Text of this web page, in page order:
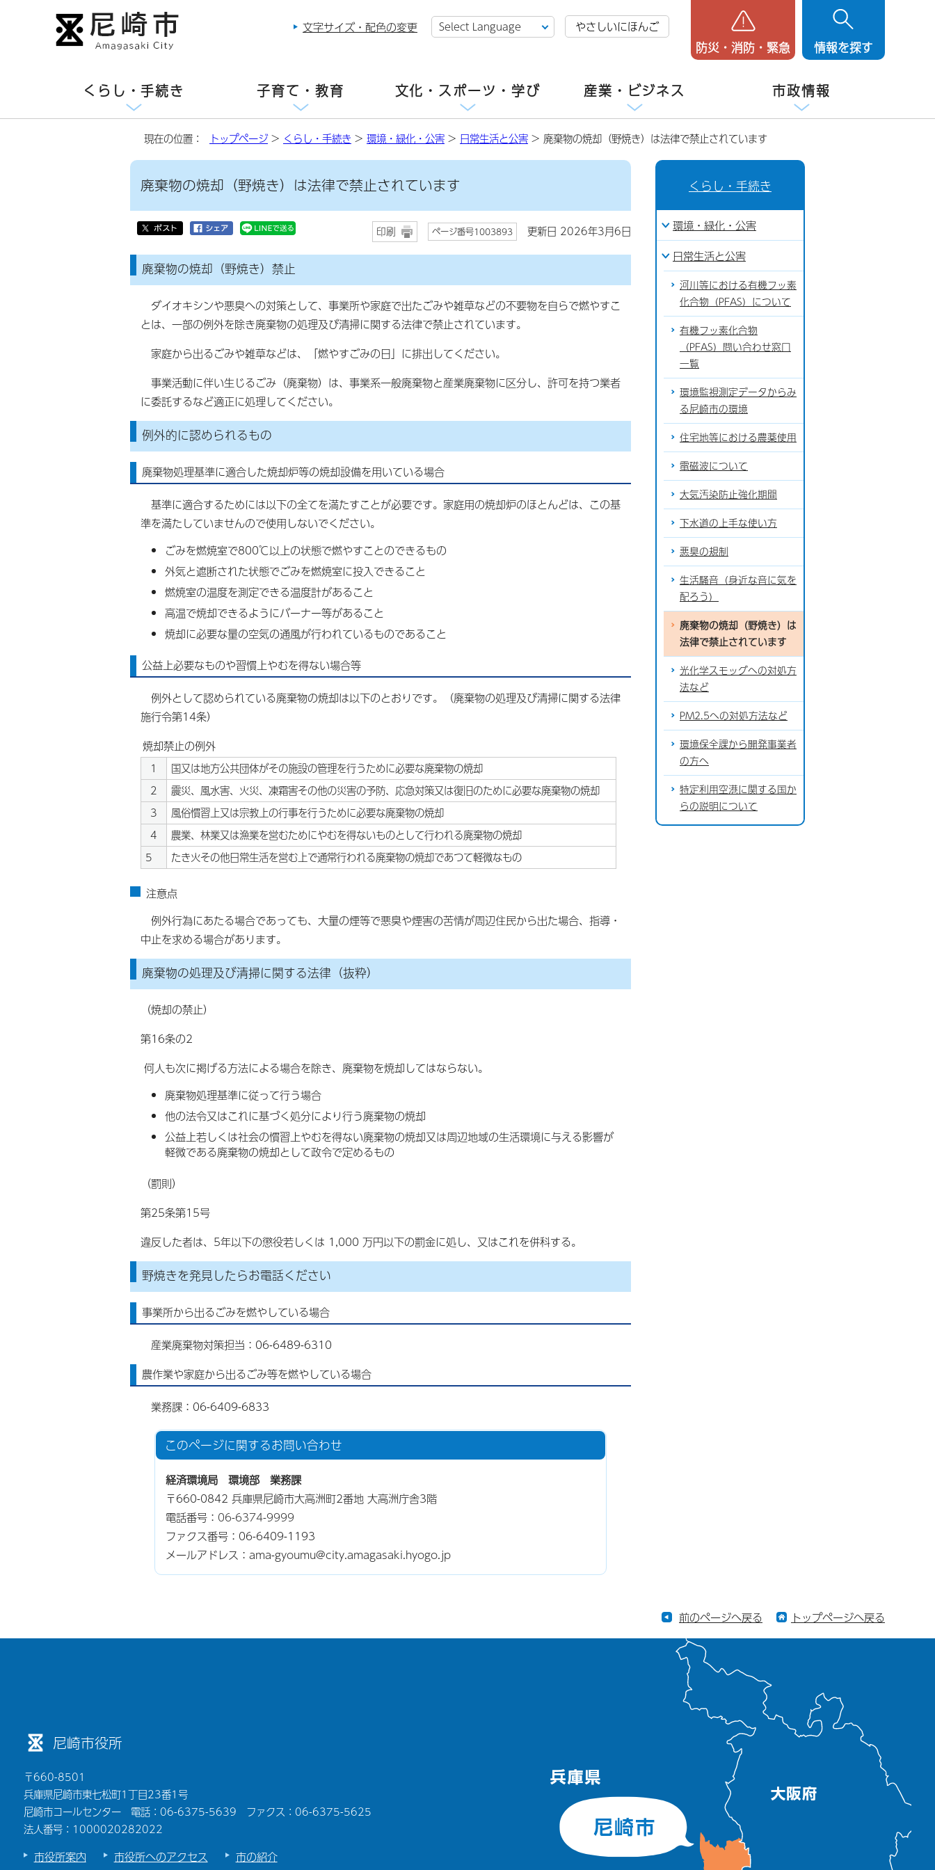
文字サイズ・配色の変更 やさしいにほんご
防災・消防・緊急 情報を探す
くらし・手続き 子育て・教育 文化・スポーツ・学び 産業・ビジネス 市政情報
現在の位置： トップページ> くらし・手続き > 環境・緑化・公害 > 日常生活と公害 > 廃棄物の焼却（野焼き）は法律で禁止されています
廃棄物の焼却（野焼き）は法律で禁止されています
印刷 ページ番号1003893 更新日 2026年3月6日
廃棄物の焼却（野焼き）禁止
ダイオキシンや悪臭への対策として、事業所や家庭で出たごみや雑草などの不要物を自らで燃やすこ
とは、一部の例外を除き廃棄物の処理及び清掃に関する法律で禁止されています。
家庭から出るごみや雑草などは、「燃やすごみの日」に排出してください。
事業活動に伴い生じるごみ（廃棄物）は、事業系一般廃棄物と産業廃棄物に区分し、許可を持つ業者
に委託するなど適正に処理してください。
例外的に認められるもの
廃棄物処理基準に適合した焼却炉等の焼却設備を用いている場合
基準に適合するためには以下の全てを満たすことが必要です。家庭用の焼却炉のほとんどは、この基
準を満たしていませんので使用しないでください。
ごみを燃焼室で800℃以上の状態で燃やすことのできるもの
外気と遮断された状態でごみを燃焼室に投入できること
燃焼室の温度を測定できる温度計があること
高温で焼却できるようにバーナー等があること
焼却に必要な量の空気の通風が行われているものであること
公益上必要なものや習慣上やむを得ない場合等
例外として認められている廃棄物の焼却は以下のとおりです。（廃棄物の処理及び清掃に関する法律
施行令第14条）
焼却禁止の例外
1
国又は地方公共団体がその施設の管理を行うために必要な廃棄物の焼却
2
震災、風水害、火災、凍霜害その他の災害の予防、応急対策又は復旧のために必要な廃棄物の焼却
3
風俗慣習上又は宗教上の行事を行うために必要な廃棄物の焼却
4
農業、林業又は漁業を営むためにやむを得ないものとして行われる廃棄物の焼却
5
たき火その他日常生活を営む上で通常行われる廃棄物の焼却であつて軽微なもの
注意点
例外行為にあたる場合であっても、大量の煙等で悪臭や煙害の苦情が周辺住民から出た場合、指導・
中止を求める場合があります。
廃棄物の処理及び清掃に関する法律（抜粋）
（焼却の禁止）
第16条の2
何人も次に掲げる方法による場合を除き、廃棄物を焼却してはならない。
廃棄物処理基準に従って行う場合
他の法令又はこれに基づく処分により行う廃棄物の焼却
公益上若しくは社会の慣習上やむを得ない廃棄物の焼却又は周辺地域の生活環境に与える影響が
軽微である廃棄物の焼却として政令で定めるもの
（罰則）
第25条第15号
違反した者は、5年以下の懲役若しくは 1,000 万円以下の罰金に処し、又はこれを併科する。
野焼きを発見したらお電話ください
事業所から出るごみを燃やしている場合
産業廃棄物対策担当：06-6489-6310
農作業や家庭から出るごみ等を燃やしている場合
業務課：06-6409-6833
このページに関するお問い合わせ
経済環境局 環境部 業務課
〒660-0842 兵庫県尼崎市大高洲町2番地 大高洲庁舎3階
電話番号： 06-6374-9999
ファクス番号：06-6409-1193
メールアドレス：ama-gyoumu@city.amagasaki.hyogo.jp
くらし・手続き
環境・緑化・公害
日常生活と公害
河川等における有機フッ素
化合物（PFAS）について
有機フッ素化合物
（PFAS）問い合わせ窓口
一覧
環境監視測定データからみ
る尼崎市の環境
住宅地等における農薬使用
電磁波について
大気汚染防止強化期間
下水道の上手な使い方
悪臭の規制
生活騒音（身近な音に気を
配ろう）
廃棄物の焼却（野焼き）は
法律で禁止されています
光化学スモッグへの対処方
法など
PM2.5への対処方法など
環境保全課から開発事業者
の方へ
特定利用空港に関する国か
らの説明について
前のページへ戻る トップページへ戻る
尼崎市役所
〒660-8501
兵庫県尼崎市東七松町1丁目23番1号
尼崎市コールセンター 電話：06-6375-5639 ファクス：06-6375-5625
法人番号：1000020282022
市役所案内 市役所へのアクセス 市の紹介